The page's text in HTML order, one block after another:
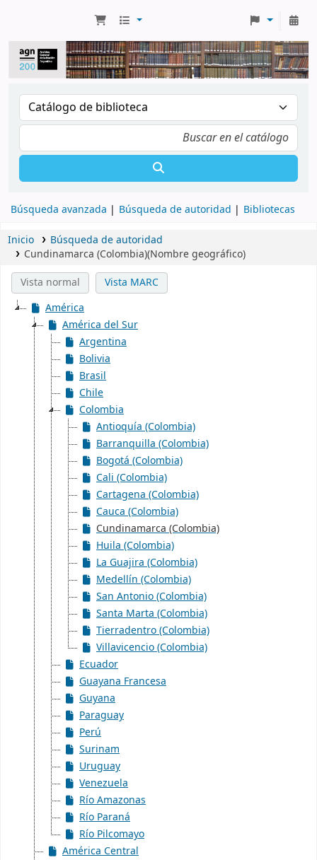
Búsqueda avanzada Búsqueda de autoridad Bibliotecas
Inicio
Búsqueda de autoridad
Cundinamarca (Colombia)(Nombre geográfico)
Vista normal
Vista MARC
América
América del Sur
Argentina
Bolivia
Brasil
Chile
Colombia
Antioquía (Colombia)
Barranquilla (Colombia)
Bogotá (Colombia)
Cali (Colombia)
Cartagena (Colombia)
Cauca (Colombia)
Cundinamarca (Colombia)
Huila (Colombia)
La Guajira (Colombia)
Medellín (Colombia)
San Antonio (Colombia)
Santa Marta (Colombia)
Tierradentro (Colombia)
Villavicencio (Colombia)
Ecuador
Guayana Francesa
Guyana
Paraguay
Perú
Surinam
Uruguay
Venezuela
Río Amazonas
Río Paraná
Río Pilcomayo
América Central